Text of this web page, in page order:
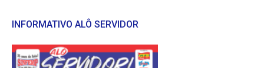
INFORMATIVO ALÔ SERVIDOR